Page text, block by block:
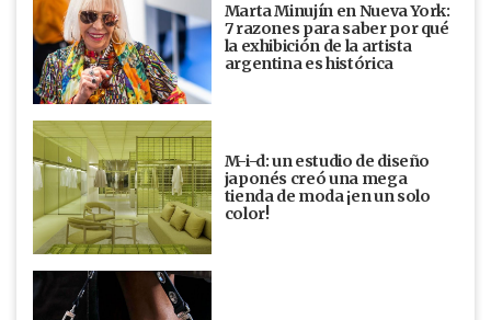
Marta Minujín en Nueva York:
7 razones para saber por qué
la exhibición de la artista
argentina es histórica
M-i-d: un estudio de diseño
japonés creó una mega
tienda de moda ¡en un solo
color!